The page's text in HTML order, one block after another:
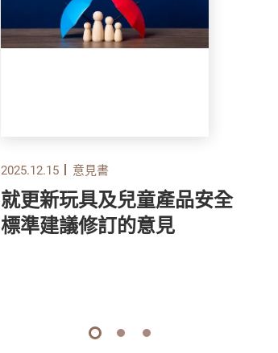
2025.12.15 意見書
就更新玩具及兒童產品安全
標準建議修訂的意見
1 2 3